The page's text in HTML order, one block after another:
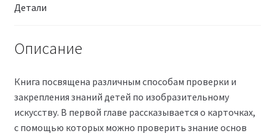
Детали
Описание
Книга посвящена различным способам проверки и
закрепления знаний детей по изобразительному
искусству. В первой главе рассказывается о карточках,
с помощью которых можно проверить знание основ